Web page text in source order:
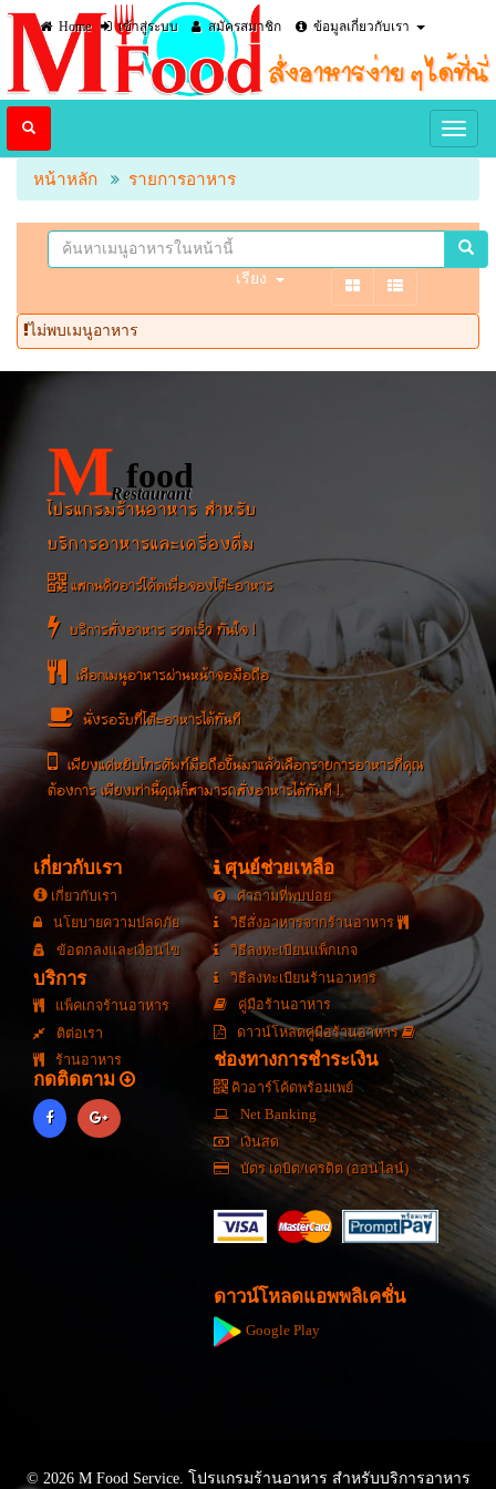
Home เข้าสู่ระบบ สมัครสมาชิก ข้อมูลเกี่ยวกับเรา
หน้าหลัก รายการอาหาร
เรียง
ไม่พบเมนูอาหาร
M food
Restaurant
โปรแกรมร้านอาหาร สำหรับ
บริการอาหารและเครื่องดื่ม
แสกนคิวอาร์โค้ดเพื่อจองโต๊ะอาหาร
บริการสั่งอาหาร รวดเร็ว ทันใจ !
เลือกเมนูอาหารผ่านหน้าจอมือถือ
นั่งรอรับที่โต๊ะอาหารได้ทันที
เพียงแค่หยิบโทรศัพท์มือถือขึ้นมาแล้วเลือกรายการอาหารที่คุณ
ต้องการ เพียงเท่านี้คุณก็สามารถสั่งอาหารได้ทันที !
เกี่ยวกับเรา
เกี่ยวกับเรา
นโยบายความปลดภัย
ข้อตกลงและเงื่อนไข
บริการ
แพ็คเกจร้านอาหาร
ติต่อเรา
ร้านอาหาร
กดติดตาม
ศุนย์ช่วยเหลือ
คำถามที่พบบ่อย
วิธีสั่งอาหารจากร้านอาหาร
วิธีลงทะเบียนแพ็กเกจ
วิธีลงทะเบียนร้านอาหาร
คู่มือร้านอาหาร
ดาวน์โหลดคู่มือร้านอาหาร
ช่องทางการชำระเงิน
คิวอาร์โค้ดพร้อมเพย์
Net Banking
เงินสด
บัตร เดบิต/เครดิต (ออนไลน์)
ดาวน์โหลดแอพพลิเคชั่น
Google Play
© 2026 M Food Service. โปรแกรมร้านอาหาร สำหรับบริการอาหาร